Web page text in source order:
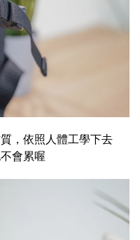
，依照人體工學下去
會累喔